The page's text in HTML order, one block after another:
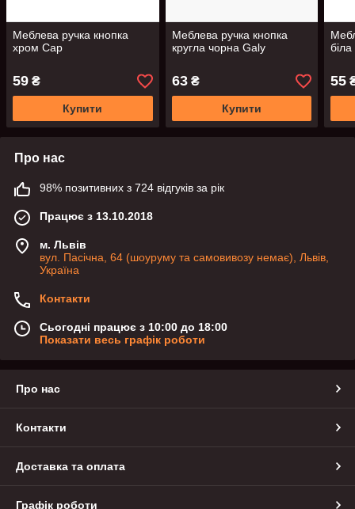
Меблева ручка кнопка
хром Cap
59 ₴
Купити
Меблева ручка кнопка
кругла чорна Galy
63₴
Купити
55
Про нас
98% позитивних з 724 відгуків за рік
Працює з 13.10.2018
м. Львів
вул. Пасічна, 64 (шоуруму та самовивозу немає), Львів,
Україна
Контакти
Сьогодні працює з 10:00 до 18:00
Показати весь графік роботи
Про нас
Контакти
Доставка та оплата
Графік роботи